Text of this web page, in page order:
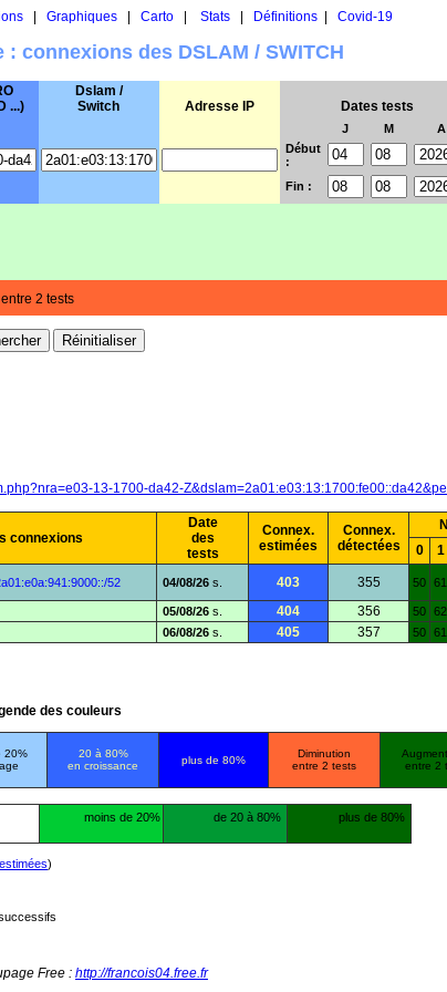
| Graphiques| Carto| Stats| Définitions| Covid-19
: connexions des DSLAM / SWITCH
...)
Dslam /
Switch
Adresse IP Dates tests
J M
A
Début
:
Fin :
2 tests
13-1700-da42-
connexions
Date
des
tests
Connex.
estimées
Connex.
détectées
0
1
52 04/08/26 s. 403 355 50 61
05/08/26 s. 404 356 50 62
06/08/26 s. 405 357 50 61
des couleurs
20%
20 à 80%
en croissance
plus de 80%
Diminution
entre 2 tests
entre 2
moins de 20% de 20 à 80% plus de 80%
)
Free : http://francois04.free.fr